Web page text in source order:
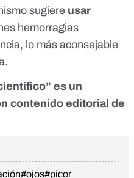
sugiere usar
hemorragias
lo más aconsejable
es un
contenido editorial de
#ojos#picor